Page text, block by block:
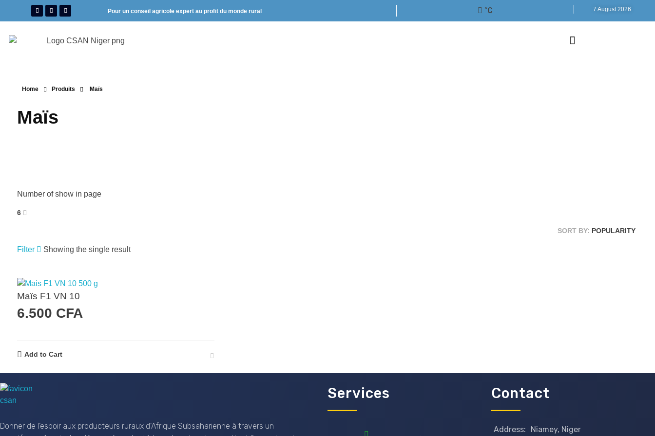
Pour un conseil agricole expert au profit du monde rural °C 7 August 2026
Home Produits Maïs
Maïs
Number of show in page
6
SORT BY: POPULARITY
Filter Showing the single result
RECHERCHER UN PRODUIT
RECHERCHE
Maïs F1 VN 10
6.500 CFA
Add to Cart
Donner de l’espoir aux producteurs ruraux d’Afrique Subsaharienne à travers un
Services Contact
Address: Niamey, Niger